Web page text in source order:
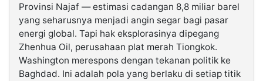
Provinsi Najaf — estimasi cadangan 8,8 miliar barel
yang seharusnya menjadi angin segar bagi pasar
energi global. Tapi hak eksplorasinya dipegang
Zhenhua Oil, perusahaan plat merah Tiongkok.
Washington merespons dengan tekanan politik ke
Baghdad. Ini adalah pola yang berlaku di setiap titik